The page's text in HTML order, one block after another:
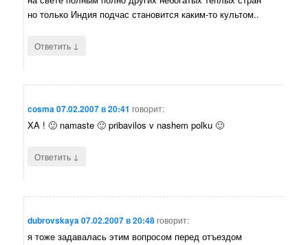
но только Индия подчас становится каким-то культом..
Ответить ↓
cosma07.02.2007 в 20:41 говорит:
XA ! 🙂 namaste 🙂 pribavilos v nashem polku 🙂
Ответить ↓
dubrovskaya07.02.2007 в 20:48говорит:
я тоже задавалась этим вопросом перед отъездом